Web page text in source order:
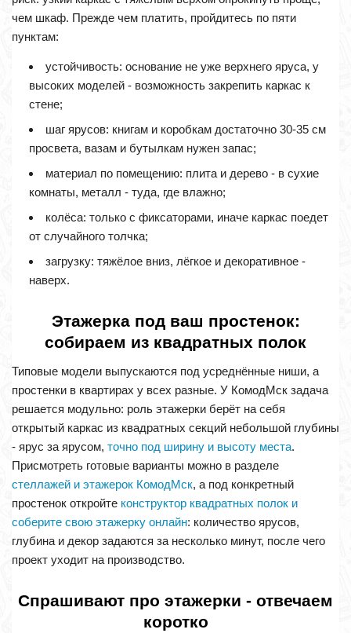
чем шкаф. Прежде чем платить, пройдитесь по пяти
пунктам:
устойчивость: основание не уже верхнего яруса, у
высоких моделей - возможность закрепить каркас к
стене;
шаг ярусов: книгам и коробкам достаточно 30-35 см
просвета, вазам и бутылкам нужен запас;
материал по помещению: плита и дерево - в сухие
комнаты, металл - туда, где влажно;
колёса: только с фиксаторами, иначе каркас поедет
от случайного толчка;
загрузку: тяжёлое вниз, лёгкое и декоративное -
наверх.
Этажерка под ваш простенок:
собираем из квадратных полок
Типовые модели выпускаются под усреднённые ниши, а
простенки в квартирах у всех разные. У КомодМск задача
решается модульно: роль этажерки берёт на себя
открытый каркас из квадратных секций небольшой глубины
- ярус за ярусом, точно под ширину и высоту места.
Присмотреть готовые варианты можно в разделе
стеллажей и этажерок КомодМск, а под конкретный
простенок откройте конструктор квадратных полок и
соберите свою этажерку онлайн: количество ярусов,
глубина и декор задаются за несколько минут, после чего
проект уходит на производство.
Спрашивают про этажерки - отвечаем
коротко